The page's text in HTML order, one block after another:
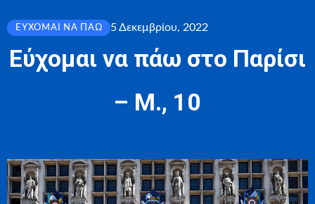
ΕΎΧΟΜΑΙ ΝΑ ΠΆΩ 5 Δεκεμβρίου, 2022
Εύχομαι να πάω στο Παρίσι
– Μ., 10